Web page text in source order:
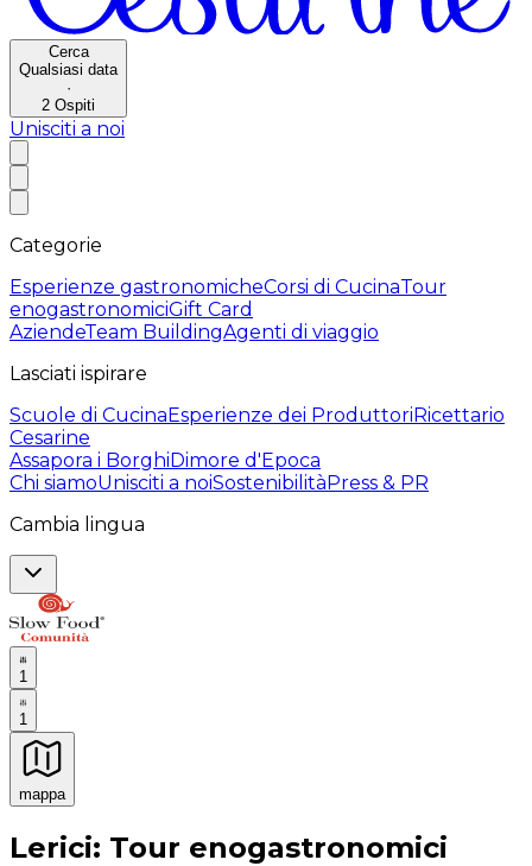
Cerca
Qualsiasi data
·
2 Ospiti
Unisciti a noi
Categorie
Esperienze gastronomicheCorsi di CucinaTour
enogastronomiciGift Card
AziendeTeam BuildingAgenti di viaggio
Lasciati ispirare
Scuole di CucinaEsperienze dei ProduttoriRicettario
Cesarine
Assapora i BorghiDimore d'Epoca
Chi siamoUnisciti a noiSostenibilitàPress & PR
Cambia lingua
1
1
mappa
Esperienze culinarie indimenticabili: Esperienze
Lerici: Tour enogastronomici